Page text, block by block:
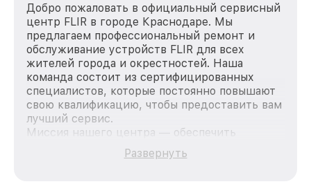
Добро пожаловать в официальный сервисный
центр FLIR в городе Краснодаре. Мы
предлагаем профессиональный ремонт и
обслуживание устройств FLIR для всех
жителей города и окрестностей. Наша
команда состоит из сертифицированных
специалистов, которые постоянно повышают
свою квалификацию, чтобы предоставить вам
лучший сервис.
Миссия нашего центра — обеспечить
качественный и доступный ремонт для
каждого пользователя продукции FLIR, вне
Развернуть